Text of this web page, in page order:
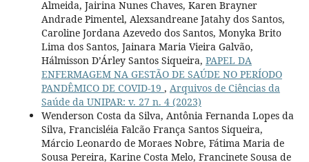
Almeida, Jairina Nunes Chaves, Karen Brayner
Andrade Pimentel, Alexsandreane Jatahy dos Santos,
Caroline Jordana Azevedo dos Santos, Monyka Brito
Lima dos Santos, Jainara Maria Vieira Galvão,
Hálmisson D’Árley Santos Siqueira, PAPEL DA
ENFERMAGEM NA GESTÃO DE SAÚDE NO PERÍODO
PANDÊMICO DE COVID-19 , Arquivos de Ciências da
Saúde da UNIPAR: v. 27 n. 4 (2023)
Wenderson Costa da Silva, Antônia Fernanda Lopes da
Silva, Francisléia Falcão França Santos Siqueira,
Márcio Leonardo de Moraes Nobre, Fátima Maria de
Sousa Pereira, Karine Costa Melo, Francinete Sousa de